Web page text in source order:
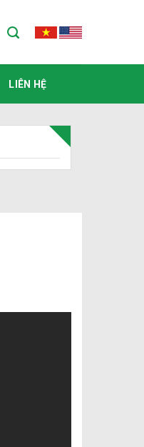
LIÊN HỆ